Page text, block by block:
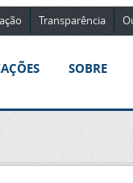
Transparência
SOBRE